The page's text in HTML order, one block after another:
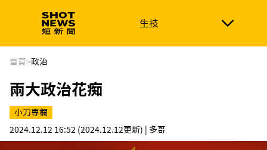
生技
生技 政治
新南向 體育
首頁>政治
兩大政治花痴
小刀專欄
2024.12.12 16:52 (2024.12.12更新) | 多哥